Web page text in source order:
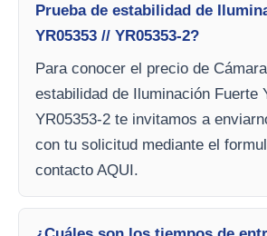
Prueba de estabilidad de
YR05353 // YR05353-2?
Para conocer el precio de
estabilidad de Iluminación Fuerte
YR05353-2 te invitamos a
con tu solicitud mediante el
contacto AQUI.